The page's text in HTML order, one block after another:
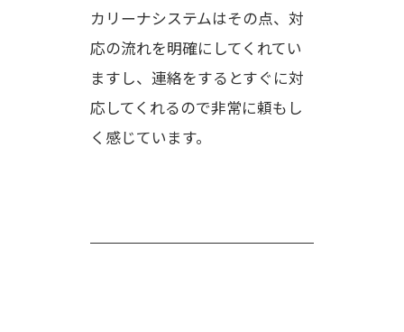
カリーナシステムはその点、対
応の流れを明確にしてくれてい
ますし、連絡をするとすぐに対
応してくれるので非常に頼もし
く感じています。